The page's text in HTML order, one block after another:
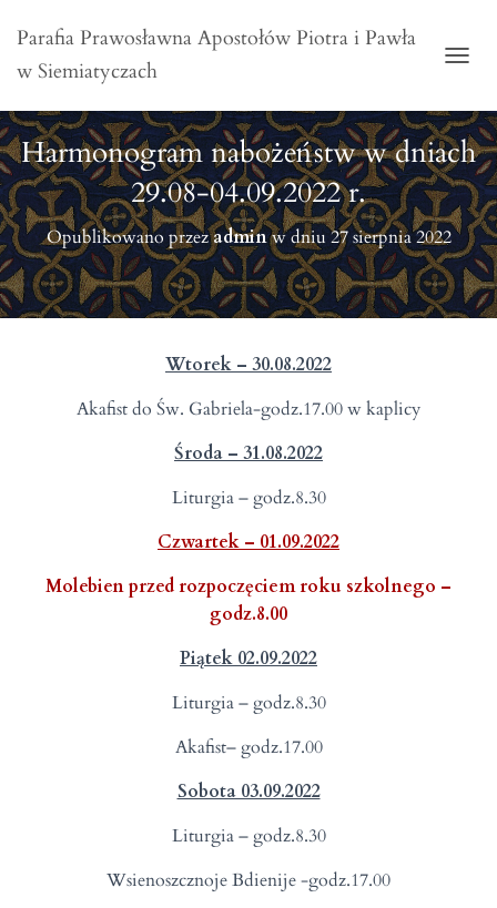
Parafia Prawosławna Apostołów Piotra i Pawła
w Siemiatyczach
Harmonogram nabożeństw w dniach
29.08-04.09.2022 r.
Opublikowano przezadminw dniu27 sierpnia 2022
Wtorek – 30.08.2022
Akafist do Św. Gabriela-godz.17.00 w kaplicy
Środa – 31.08.2022
Liturgia – godz.8.30
Czwartek – 01.09.2022
Molebien przed rozpoczęciem roku szkolnego –
godz.8.00
Piątek 02.09.2022
Liturgia – godz.8.30
Akafist– godz.17.00
Sobota 03.09.2022
Liturgia – godz.8.30
Wsienoszcznoje Bdienije -godz.17.00